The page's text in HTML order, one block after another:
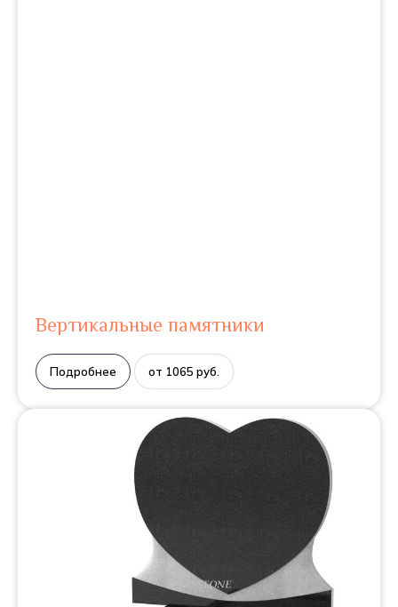
Вертикальные памятники
Подробнее от 1065 руб.